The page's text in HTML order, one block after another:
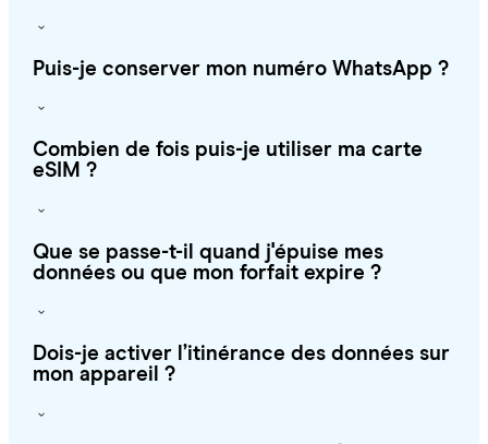
Puis-je conserver mon numéro WhatsApp ?
Combien de fois puis-je utiliser ma carte
eSIM ?
Que se passe-t-il quand j'épuise mes
données ou que mon forfait expire ?
Dois-je activer l’itinérance des données sur
mon appareil ?